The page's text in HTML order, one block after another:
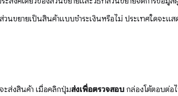
วนขยายเป็นสินค้าแบบชำระเงินหรือไม่ ประเทศใดจะแ
ส่งสินค้า เมื่อคลิกปุ่มส่งเพื่อตรวจสอบ กล่องโต้ตอบต่อ